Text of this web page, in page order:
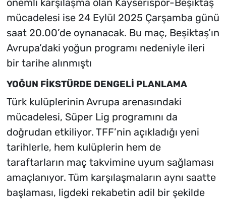
önemli karşılaşma olan Kayserispor-Beşiktaş
mücadelesi ise 24 Eylül 2025 Çarşamba günü
saat 20.00’de oynanacak. Bu maç, Beşiktaş’ın
Avrupa’daki yoğun programı nedeniyle ileri
bir tarihe alınmıştı
YOĞUN FİKSTÜRDE DENGELİ PLANLAMA
Türk kulüplerinin Avrupa arenasındaki
mücadelesi, Süper Lig programını da
doğrudan etkiliyor. TFF’nin açıkladığı yeni
tarihlerle, hem kulüplerin hem de
taraftarların maç takvimine uyum sağlaması
amaçlanıyor. Tüm karşılaşmaların aynı saatte
başlaması, ligdeki rekabetin adil bir şekilde